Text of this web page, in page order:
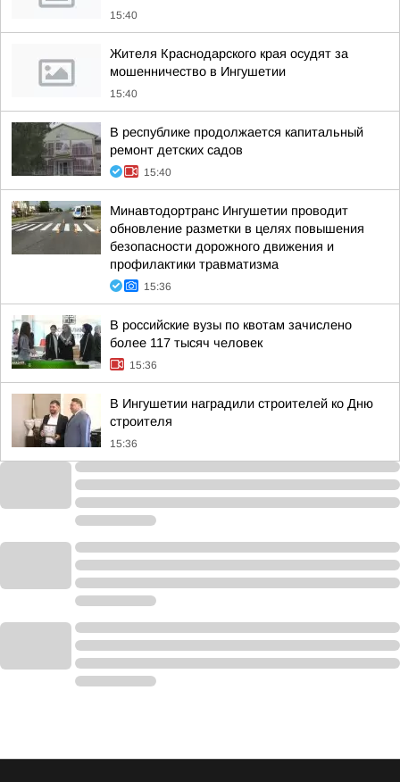
15:40
Жителя Краснодарского края осудят за
мошенничество в Ингушетии
15:40
В республике продолжается капитальный
ремонт детских садов
15:40
Минавтодортранс Ингушетии проводит
обновление разметки в целях повышения
безопасности дорожного движения и
профилактики травматизма
15:36
В российские вузы по квотам зачислено
более 117 тысяч человек
15:36
В Ингушетии наградили строителей ко Дню
строителя
15:36